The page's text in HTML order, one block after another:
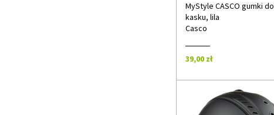
MyStyle CASCO gumki do
kasku, lila
Casco
39,00 zł